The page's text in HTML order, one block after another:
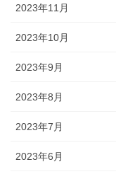
2023年11月
2023年10月
2023年9月
2023年8月
2023年7月
2023年6月